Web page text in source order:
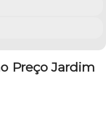
Preço Jardim